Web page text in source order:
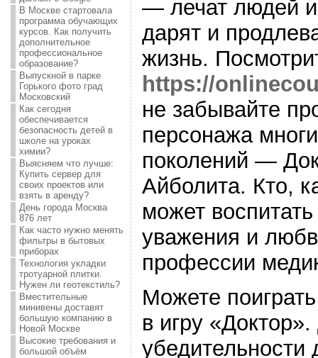
В Москве стартовала
программа обучающих
курсов. Как получить
дополнительное
профессиональное
образование?
Выпускной в парке
Горького фото град
Московский
Как сегодня
обеспечивается
безопасность детей в
школе на уроках
химии?
Выясняем что лучше:
Купить сервер для
своих проектов или
взять в аренду?
День города Москва
876 лет
Как часто нужно менять
фильтры в бытовых
приборах
Технология укладки
тротуарной плитки.
Нужен ли геотекстиль?
Вместительные
минивены доставят
большую компанию в
Новой Москве
Высокие требования и
большой объём
— лечат людей
дарят и
жизнь.
https://
не забывайте
персонажа
поколений —
Айболита. Кто,
может воспитать
уважения и
профессии
Можете
в игру
убедительности